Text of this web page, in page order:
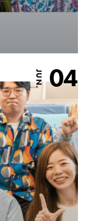
JUN. 04